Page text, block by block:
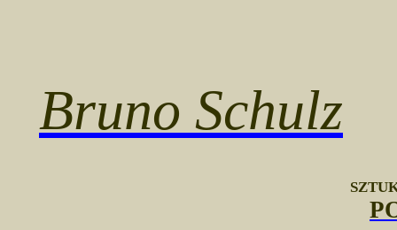
Bruno Schulz